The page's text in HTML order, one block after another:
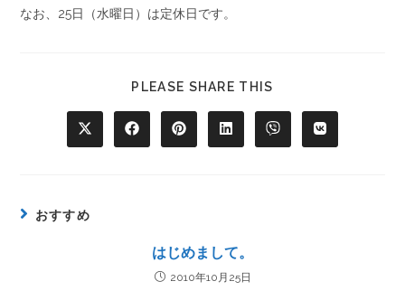
なお、25日（水曜日）は定休日です。
PLEASE SHARE THIS
おすすめ
はじめまして。
2010年10月25日